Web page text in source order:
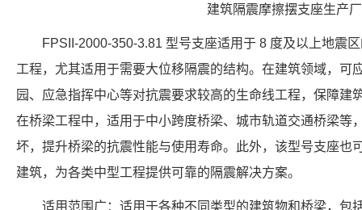
建筑隔震摩擦摆支座生产
FPSII-2000-350-3.81 型号支座适用于 8 度及以上地震
工程，尤其适用于需要大位移隔震的结构。在建筑领域，可
园、应急指挥中心等对抗震要求较高的生命线工程，保障建
在桥梁工程中，适用于中小跨度桥梁、城市轨道交通桥梁等
坏，提升桥梁的抗震性能与使用寿命。此外，该型号支座也
建筑，为各类中型工程提供可靠的隔震解决方案。
适用范围广：适用于各种不同类型的建筑物和桥梁，包